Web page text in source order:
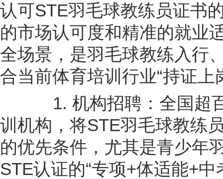
认可STE羽毛球教练员证书
的市场认可度和精准的就业
全场景，是羽毛球教练入行
合当前体育培训行业“持证上
1. 机构招聘：全国超
训机构，将STE羽毛球教练
的优先条件，尤其是青少年
STE认证的“专项+体适能+